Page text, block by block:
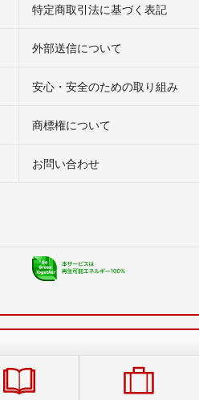
特定商取引法に基づく表記
外部送信について
安心・安全のための取り組み
商標権について
お問い合わせ